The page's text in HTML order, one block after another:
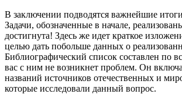
В заключении подводятся важнейшие
Задачи, обозначенные в начале,
достигнута! Здесь же идет краткое
целью дать побольше данных о
Библиографический список составлен по
вас с ним не возникнет проблем. Он
названий источников отечественных и
которые исследовали данный вопрос.